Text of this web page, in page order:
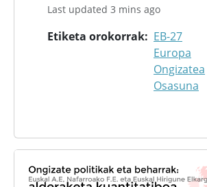
Last updated 3 mins ago
Etiketa orokorrak
EB-27
Europa
Ongizatea
Osasuna